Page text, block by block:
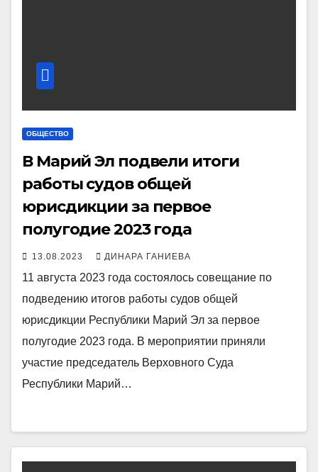
ОБЩЕСТВО
В Марий Эл подвели итоги
работы судов общей
юрисдикции за первое
полугодие 2023 года
13.08.2023 ДИНАРА ГАНИЕВА
11 августа 2023 года состоялось совещание по
подведению итогов работы судов общей
юрисдикции Республики Марий Эл за первое
полугодие 2023 года. В мероприятии приняли
участие председатель Верховного Суда
Республики Марий…